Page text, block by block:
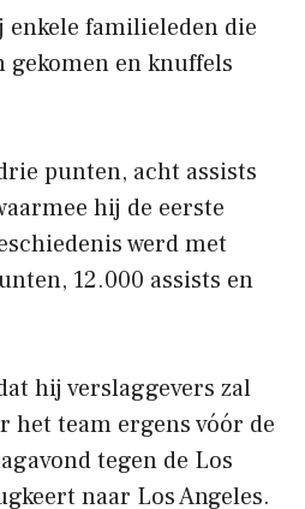
familieleden die
gekomen en knuffels
punten, acht assists
hij de eerste
werd met
12.000 assists en
hij verslaggevers zal
het team ergens vóór de
tegen de Los
naar Los Angeles.